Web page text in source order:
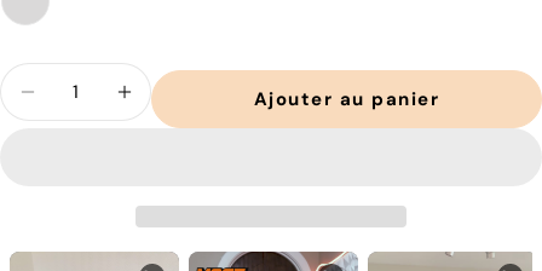
Quantité
Diminuer la quantité pour Doro S100
Augmenter la quantité pour
Ajouter au panier